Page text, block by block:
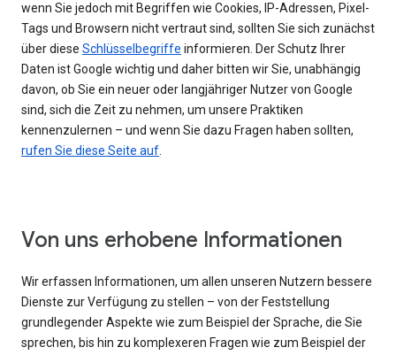
wenn Sie jedoch mit Begriffen wie Cookies, IP-Adressen, Pixel-
Tags und Browsern nicht vertraut sind, sollten Sie sich zunächst
über diese Schlüsselbegriffe informieren. Der Schutz Ihrer
Daten ist Google wichtig und daher bitten wir Sie, unabhängig
davon, ob Sie ein neuer oder langjähriger Nutzer von Google
sind, sich die Zeit zu nehmen, um unsere Praktiken
kennenzulernen – und wenn Sie dazu Fragen haben sollten,
rufen Sie diese Seite auf.
Von uns erhobene Informationen
Wir erfassen Informationen, um allen unseren Nutzern bessere
Dienste zur Verfügung zu stellen – von der Feststellung
grundlegender Aspekte wie zum Beispiel der Sprache, die Sie
sprechen, bis hin zu komplexeren Fragen wie zum Beispiel der